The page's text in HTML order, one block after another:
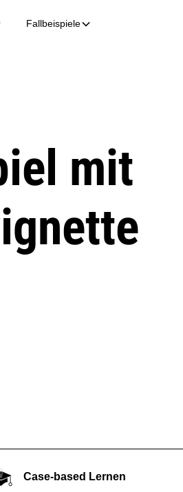
Fallbeispiele
mit
Case-based Lernen